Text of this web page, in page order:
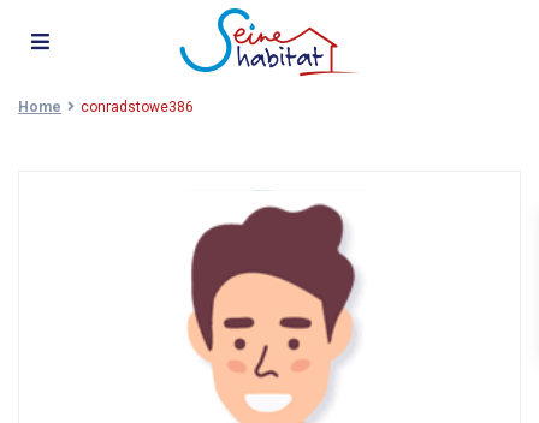
Home conradstowe386